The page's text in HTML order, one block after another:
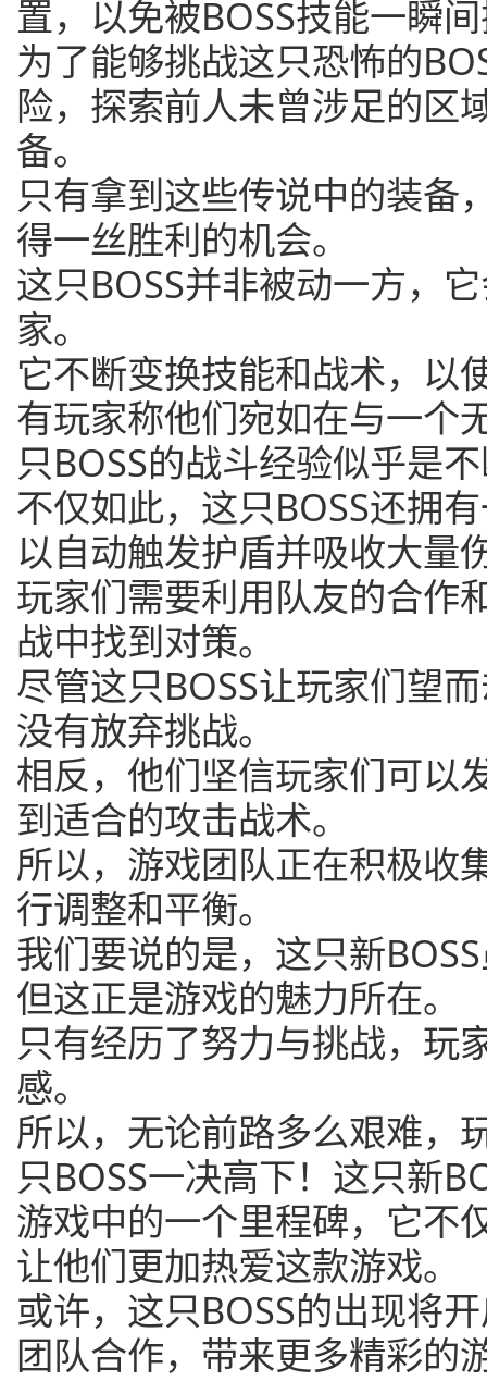
置，以免被BOSS技能一瞬
为了能够挑战这只恐怖的
险，探索前人未曾涉足的区
备。
只有拿到这些传说中的装备
得一丝胜利的机会。
这只BOSS并非被动一方，
家。
它不断变换技能和战术，以
有玩家称他们宛如在与一个
只BOSS的战斗经验似乎是
不仅如此，这只BOSS还拥
以自动触发护盾并吸收大量
玩家们需要利用队友的合作
战中找到对策。
尽管这只BOSS让玩家们望
没有放弃挑战。
相反，他们坚信玩家们可以
到适合的攻击战术。
所以，游戏团队正在积极收
行调整和平衡。
我们要说的是，这只新
但这正是游戏的魅力所在。
只有经历了努力与挑战，玩
感。
所以，无论前路多么艰难，
只BOSS一决高下！这只新
游戏中的一个里程碑，它不
让他们更加热爱这款游戏。
或许，这只BOSS的出现将
团队合作，带来更多精彩的